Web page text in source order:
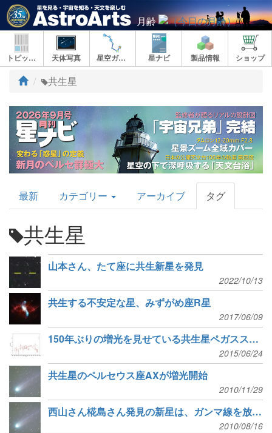
月齢
トピックス 天体写真 星空ガイド 星ナビ 製品情報 ショップ
ト
プ
共生星
AstroArts
Topics
最新 カテゴリー アーカイブ タグ
共生星
山本さん、たて座に共生新星を発見
2022/10/13
共生する不安定な星、みずがめ座R星
2017/06/09
150年ぶりの増光を見せている共生星ペガスス座AG星
2015/06/24
共生星のペルセウス座AXが増光開始
2010/11/29
西山さん椛島さん発見の新星は、ガンマ線を放射する新種天体だった
2010/08/16